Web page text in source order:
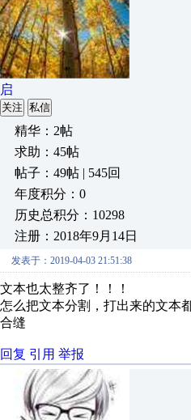
启
关注 私信
精华：2帖
求助：45帖
帖子：49帖 | 545回
年度积分：0
历史总积分：10298
注册：2018年9月14日
发表于：2019-04-03 21:51:38
文本也太整齐了！！！
怎么把文本分割，打出来的文本
合缝
回复 引用 举报